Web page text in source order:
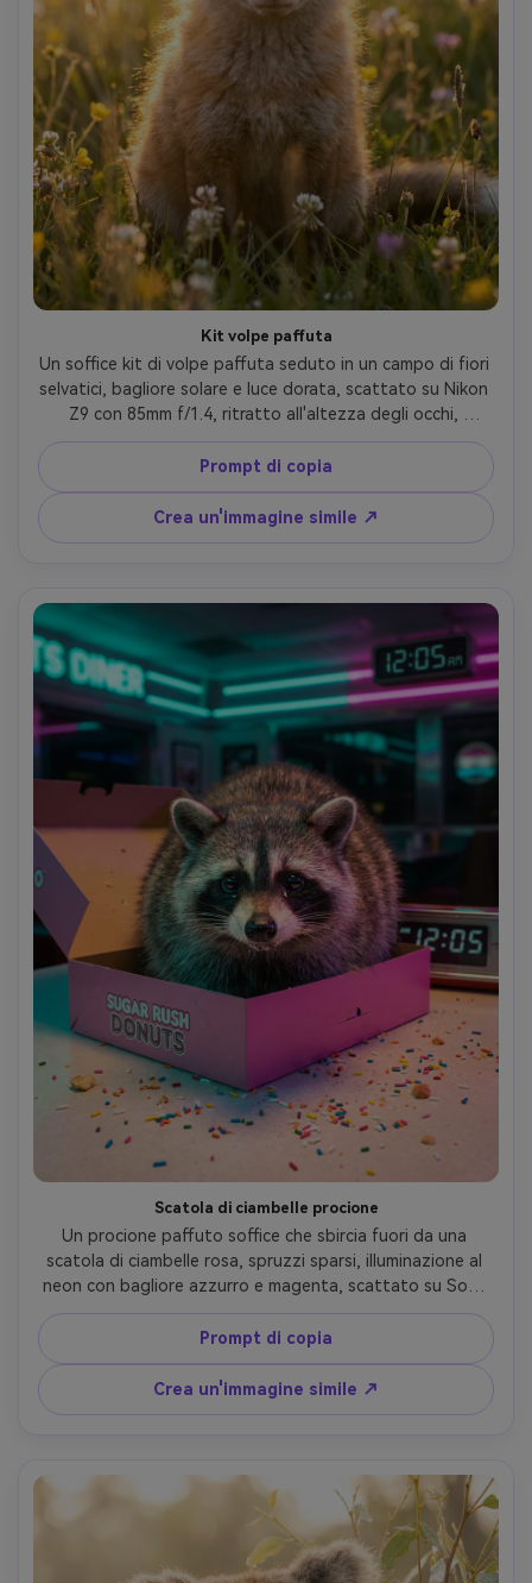
Kit volpe paffuta
Un soffice kit di volpe paffuta seduto in un campo di fiori
selvatici, bagliore solare e luce dorata, scattato su Nikon
Z9 con 85mm f/1.4, ritratto all'altezza degli occhi,
profondità di campo bassa, pelliccia fotorealistica con
caldi highlights, delicata espressione simile a un sorriso,
atmosfera pastorale sognante-AR 4:5
Prompt di copia
Crea un'immagine simile ↗
Scatola di ciambelle procione
Un procione paffuto soffice che sbircia fuori da una
scatola di ciambelle rosa, spruzzi sparsi, illuminazione al
neon con bagliore azzurro e magenta, scattato su Sony
A7IV con 35mm f/1.8, ampia prospettiva in primo piano,
occhi acuti e naso bagnato, fotorealistico, giocoso
umore di spuntino di mezzanotte- -ar 4:5
Prompt di copia
Crea un'immagine simile ↗